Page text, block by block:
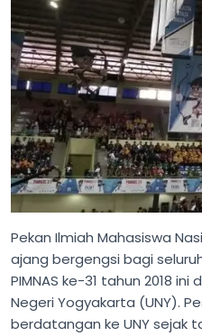
Pekan Ilmiah Mahasiswa
ajang bergengsi bagi
PIMNAS ke-31 tahun 2018
Negeri Yogyakarta (UNY).
berdatangan ke UNY sejak